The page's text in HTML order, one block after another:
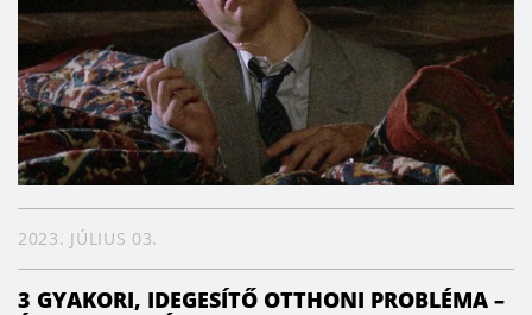
2023. JÚLIUS 03.
3 GYAKORI, IDEGESÍTŐ OTTHONI PROBLÉMA –